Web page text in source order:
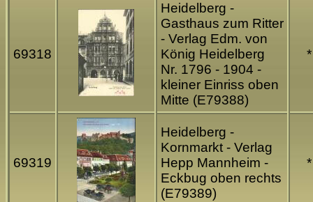
69318
Heidelberg -
Gasthaus zum Ritter
- Verlag Edm. von
König Heidelberg
Nr. 1796 - 1904 -
kleiner Einriss oben
Mitte (E79388)
*
69319
Heidelberg -
Kornmarkt - Verlag
Hepp Mannheim -
Eckbug oben rechts
(E79389)
*